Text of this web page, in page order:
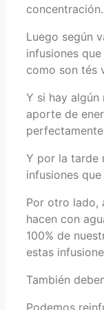
concentración.
Luego según
infusiones
como son tés
Y si hay algún
aporte de
Y por la tarde
infusiones
Por otro lado,
hacen con
100% de
estas
También
Podemos